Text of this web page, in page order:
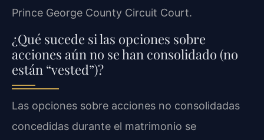
Prince George County Circuit Court.
¿Qué sucede si las opciones sobre
acciones aún no se han consolidado (no
están “vested”)?
Las opciones sobre acciones no consolidadas
concedidas durante el matrimonio se